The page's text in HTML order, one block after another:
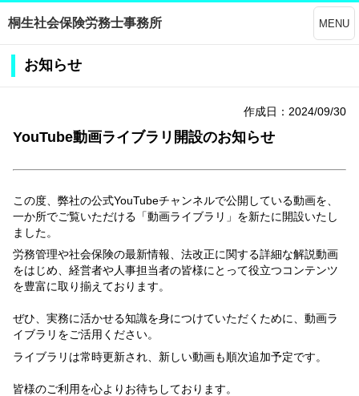
桐生社会保険労務士事務所 MENU
お知らせ
作成日：2024/09/30
YouTube動画ライブラリ開設のお知らせ
この度、弊社の公式YouTubeチャンネルで公開している動画を、
一か所でご覧いただける「動画ライブラリ」を新たに開設いたし
ました。
労務管理や社会保険の最新情報、法改正に関する詳細な解説動画
をはじめ、経営者や人事担当者の皆様にとって役立つコンテンツ
を豊富に取り揃えております。
ぜひ、実務に活かせる知識を身につけていただくために、動画ラ
イブラリをご活用ください。
ライブラリは常時更新され、新しい動画も順次追加予定です。
皆様のご利用を心よりお待ちしております。